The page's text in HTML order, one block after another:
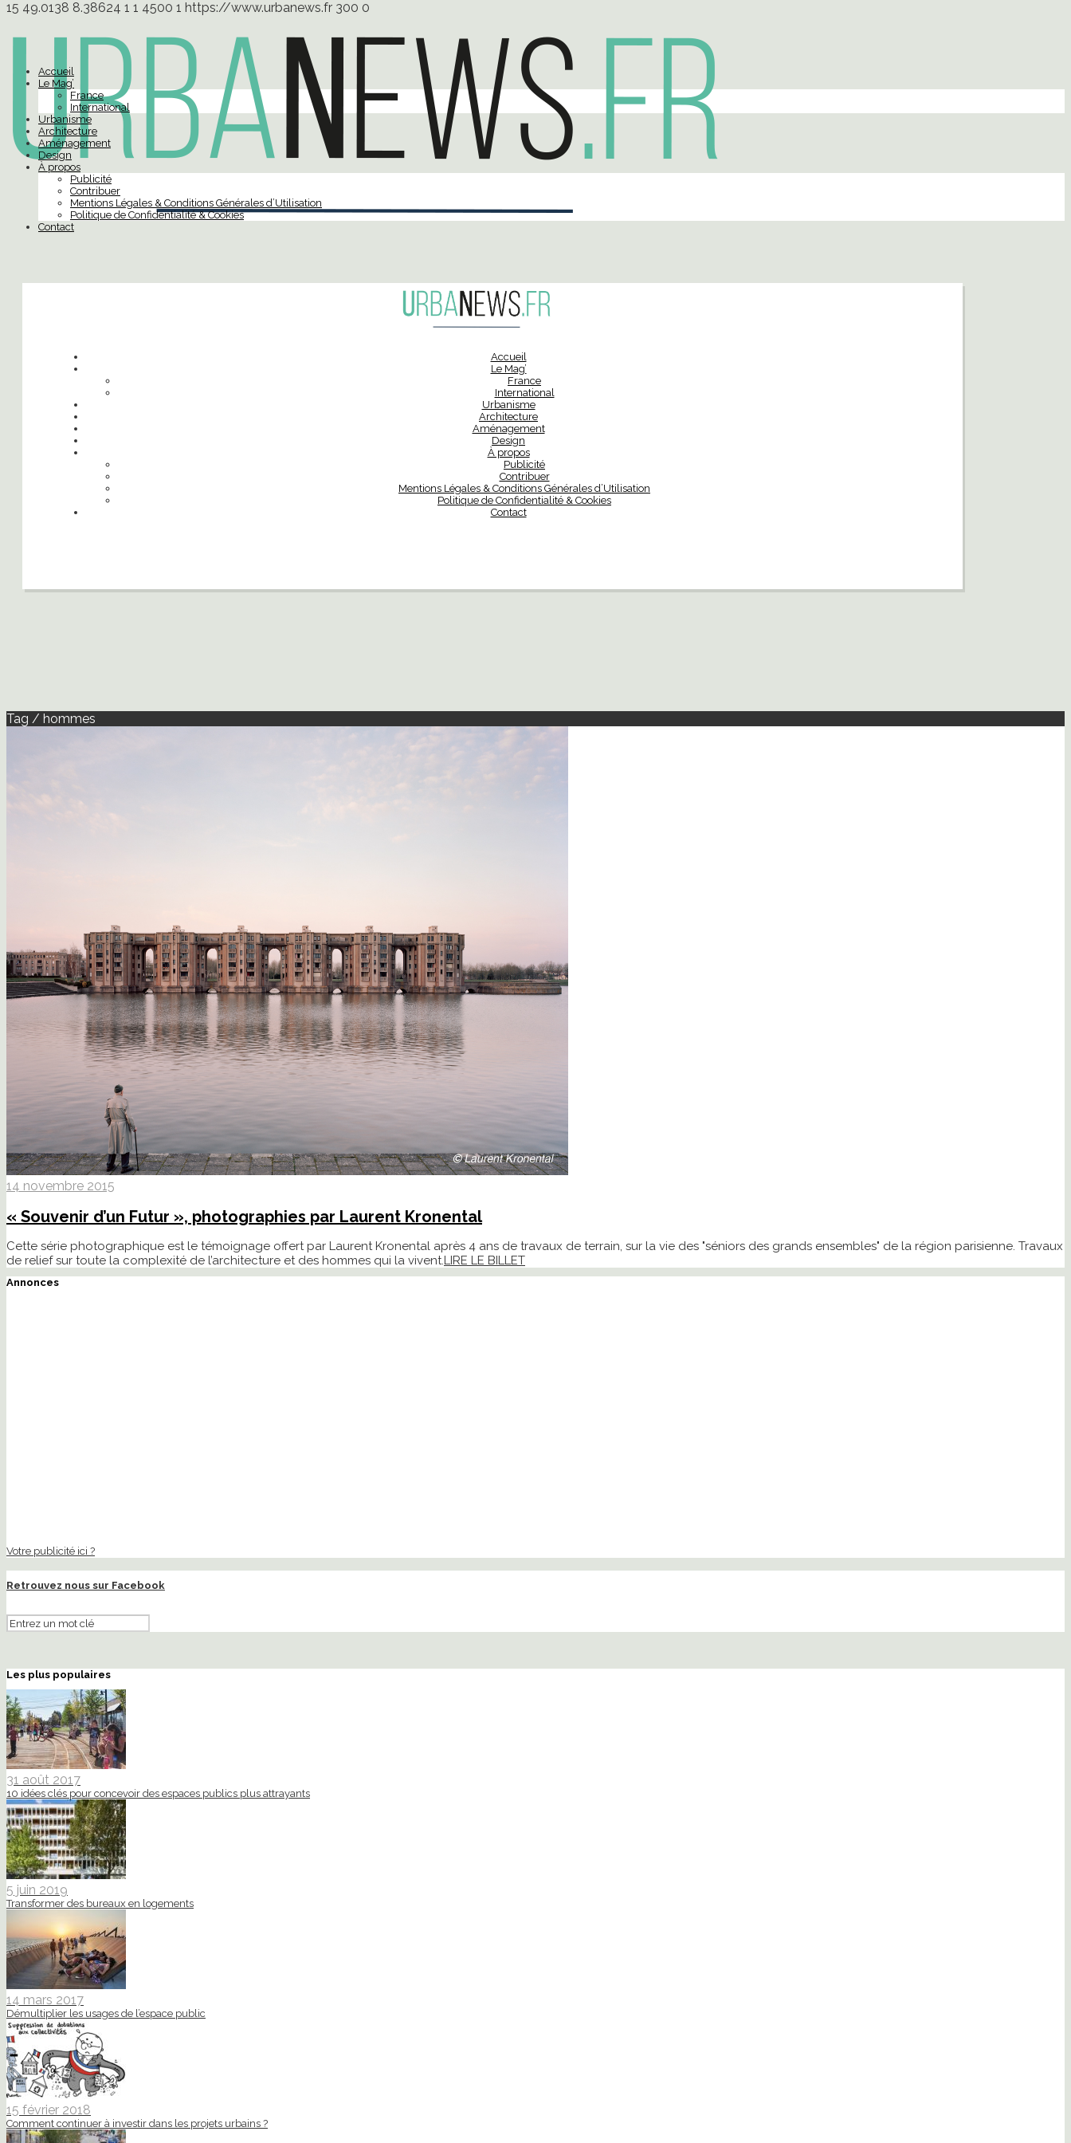
15 49.0138 8.38624 1 1 4500 1 https://www.urbanews.fr 300 0
Accueil
Le Mag’
France
International
Urbanisme
Architecture
Aménagement
Design
À propos
Publicité
Contribuer
Mentions Légales & Conditions Générales d’Utilisation
Politique de Confidentialité & Cookies
Contact
Accueil
Le Mag’
France
International
Urbanisme
Architecture
Aménagement
Design
À propos
Publicité
Contribuer
Mentions Légales & Conditions Générales d’Utilisation
Politique de Confidentialité & Cookies
Contact
Tag / hommes
14 novembre 2015
« Souvenir d’un Futur », photographies par Laurent Kronental
Cette série photographique est le témoignage offert par Laurent Kronental après 4 ans de travaux de terrain, sur la vie des "séniors des grands ensembles" de la région parisienne. Travaux
de relief sur toute la complexité de l’architecture et des hommes qui la vivent.LIRE LE BILLET
Annonces
Votre publicité ici ?
Retrouvez nous sur Facebook
Les plus populaires
31 août 2017
10 idées clés pour concevoir des espaces publics plus attrayants
5 juin 2019
Transformer des bureaux en logements
14 mars 2017
Démultiplier les usages de l’espace public
15 février 2018
Comment continuer à investir dans les projets urbains ?